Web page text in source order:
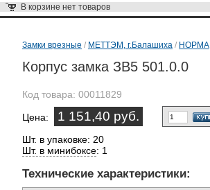
В корзине нет товаров
Замки врезные / МЕТТЭМ, г.Балашиха / НОРМА
Корпус замка ЗВ5 501.0.0
Код товара: 00011829
Цена: 1 151,40 руб.
Шт. в упаковке: 20
Шт. в минибоксе: 1
Технические характеристики: